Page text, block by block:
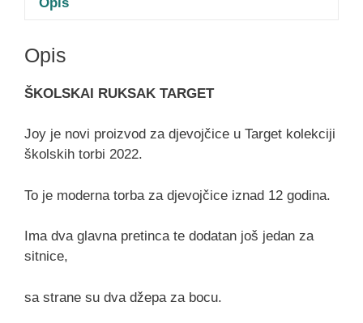
Opis
ŠKOLSKAI RUKSAK TARGET
Joy je novi proizvod za djevojčice u Target kolekciji
školskih torbi 2022.
To je moderna torba za djevojčice iznad 12 godina.
Ima dva glavna pretinca te dodatan još jedan za
sitnice,
sa strane su dva džepa za bocu.